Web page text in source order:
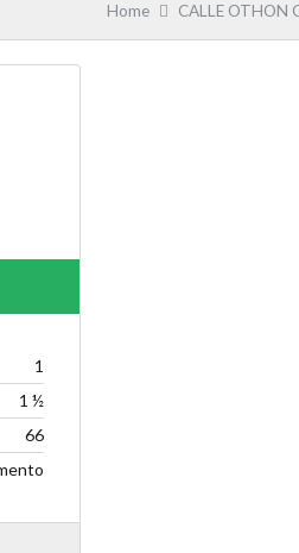
Home CALLE OTHON
1
1 ½
66